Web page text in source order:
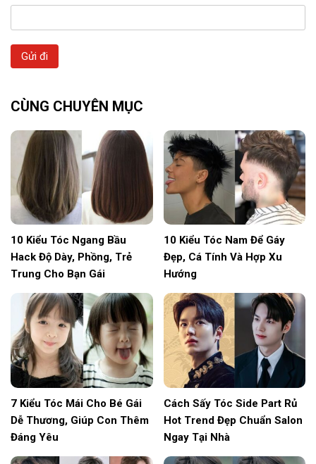
Gửi đi
CÙNG CHUYÊN MỤC
10 Kiểu Tóc Ngang Bầu
Hack Độ Dày, Phồng, Trẻ
Trung Cho Bạn Gái
10 Kiểu Tóc Nam Để Gáy
Đẹp, Cá Tính Và Hợp Xu
Hướng
7 Kiểu Tóc Mái Cho Bé Gái
Dễ Thương, Giúp Con Thêm
Đáng Yêu
Cách Sấy Tóc Side Part Rủ
Hot Trend Đẹp Chuẩn Salon
Ngay Tại Nhà